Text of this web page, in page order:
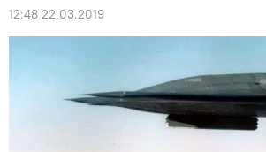
12:48 22.03.2019